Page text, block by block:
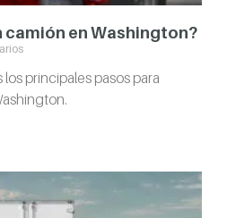
camión en Washington?
principales pasos para